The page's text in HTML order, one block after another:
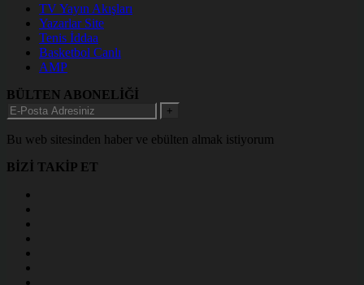
TV Yayın Akışları
Yazarlar Site
Tenis İddaa
Basketbol Canlı
AMP
BÜLTEN ABONELİĞİ
+
Bu web sitesinden haber ve ebülten almak istiyorum
BİZİ TAKİP ET